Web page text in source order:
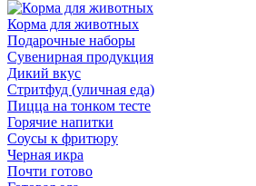
Корма для животных
Подарочные наборы
Сувенирная продукция
Дикий вкус
Стритфуд (уличная еда)
Пицца на тонком тесте
Горячие напитки
Соусы к фритюру
Черная икра
Почти готово